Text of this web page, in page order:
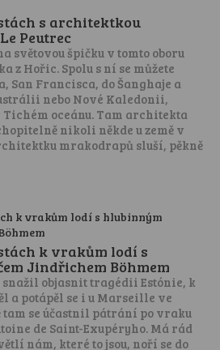
s architektkou
Peutrec
světovou špičku v tomto oboru
z Hořic. Spolu s ní se můžete
San Francisca, do Šanghaje a
nebo Nové Kaledonii,
oceánu. Tam architekta
nikoli někde u země v
mrakodrapů sluší, pěkně
k vrakům lodí s
Jindřichem Böhmem
snažil objasnit tragédii Estónie, k
a potápěl se i u Marseille ve
se účastnil pátrání po vraku
de Saint-Exupéryho. Má rád
nám, které to jsou, noří se do